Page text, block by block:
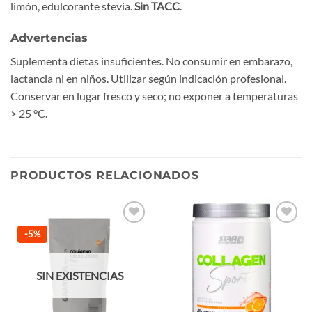
limón, edulcorante stevia.Sin TACC.
Advertencias
Suplementa dietas insuficientes. No consumir en embarazo,
lactancia ni en niños. Utilizar según indicación profesional.
Conservar en lugar fresco y seco; no exponer a temperaturas
> 25 °C.
PRODUCTOS RELACIONADOS
-5%
SIN EXISTENCIAS